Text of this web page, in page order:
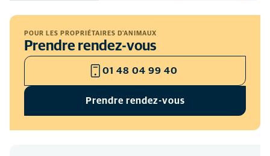
POUR LES PROPRIÉTAIRES D'ANIMAUX
Prendre rendez-vous
01 48 04 99 40
Prendre rendez-vous